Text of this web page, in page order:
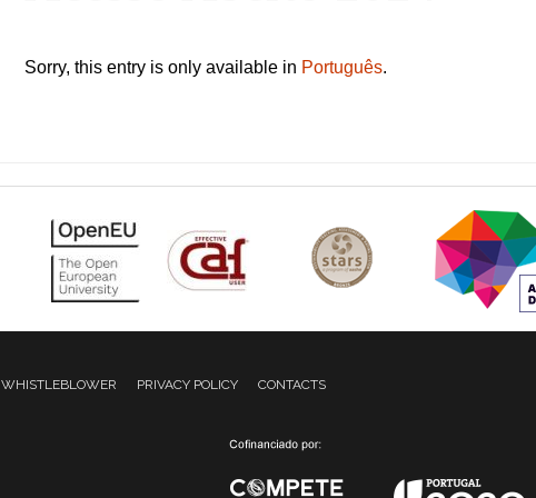
Sorry, this entry is only available in Português.
WHISTLEBLOWER PRIVACY POLICY CONTACTS